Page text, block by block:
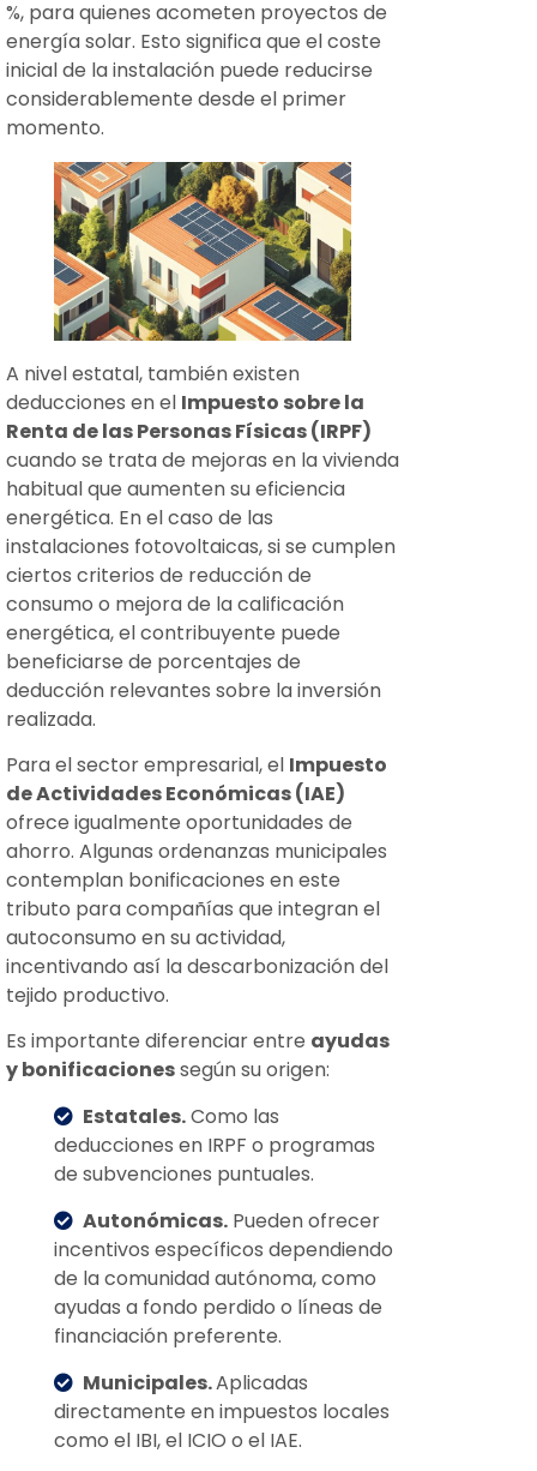
%, para quienes acometen proyectos de
energía solar. Esto significa que el coste
inicial de la instalación puede reducirse
considerablemente desde el primer
momento.
A nivel estatal, también existen
deducciones en el Impuesto sobre la
Renta de las Personas Físicas (IRPF)
cuando se trata de mejoras en la vivienda
habitual que aumenten su eficiencia
energética. En el caso de las
instalaciones fotovoltaicas, si se cumplen
ciertos criterios de reducción de
consumo o mejora de la calificación
energética, el contribuyente puede
beneficiarse de porcentajes de
deducción relevantes sobre la inversión
realizada.
Para el sector empresarial, el Impuesto
de Actividades Económicas (IAE)
ofrece igualmente oportunidades de
ahorro. Algunas ordenanzas municipales
contemplan bonificaciones en este
tributo para compañías que integran el
autoconsumo en su actividad,
incentivando así la descarbonización del
tejido productivo.
Es importante diferenciar entre ayudas
y bonificacionessegún su origen:
Estatales.Como las
deducciones en IRPF o programas
de subvenciones puntuales.
Autonómicas. Pueden ofrecer
incentivos específicos dependiendo
de la comunidad autónoma, como
ayudas a fondo perdido o líneas de
financiación preferente.
Municipales.Aplicadas
directamente en impuestos locales
como el IBI, el ICIO o el IAE.